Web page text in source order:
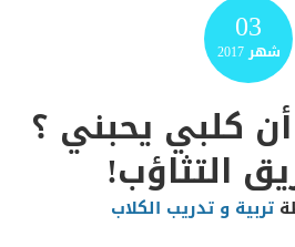
03
شهر2017
كلبي يحبني ؟
التثاؤب!
تربية و تدريب الكلاب